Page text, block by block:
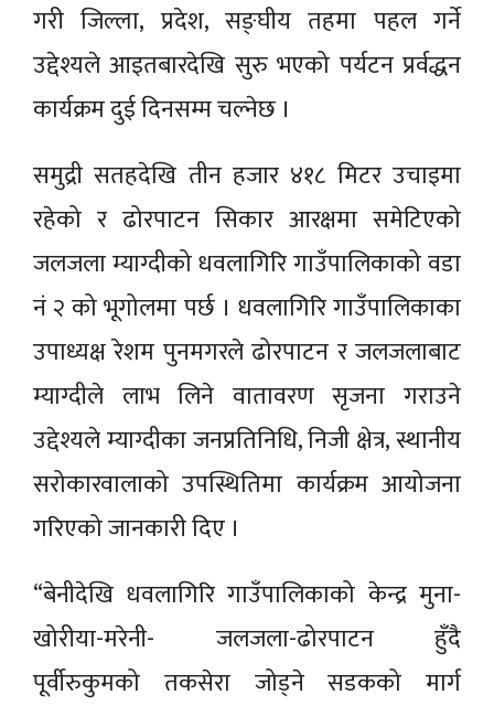
गरी जिल्ला, प्रदेश, सङ्घीय तहमा पहल गर्ने
उद्देश्यले आइतबारदेखि सुरु भएको पर्यटन प्रर्वद्धन
कार्यक्रम दुई दिनसम्म चल्नेछ ।
समुद्री सतहदेखि तीन हजार ४१८ मिटर उचाइमा
रहेको र ढोरपाटन सिकार आरक्षमा समेटिएको
जलजला म्याग्दीको धवलागिरि गाउँपालिकाको वडा
नं २ को भूगोलमा पर्छ । धवलागिरि गाउँपालिकाका
उपाध्यक्ष रेशम पुनमगरले ढोरपाटन र जलजलाबाट
म्याग्दीले लाभ लिने वातावरण सृजना गराउने
उद्देश्यले म्याग्दीका जनप्रतिनिधि, निजी क्षेत्र, स्थानीय
सरोकारवालाको उपस्थितिमा कार्यक्रम आयोजना
गरिएको जानकारी दिए ।
“बेनीदेखि धवलागिरि गाउँपालिकाको केन्द्र मुना-
खोरीया-मरेनी- जलजला-ढोरपाटन हुँदै
पूर्वीरुकुमको तकसेरा जोड्ने सडकको मार्ग